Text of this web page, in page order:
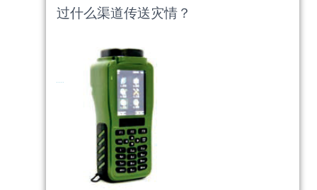
过什么渠道传送灾情？